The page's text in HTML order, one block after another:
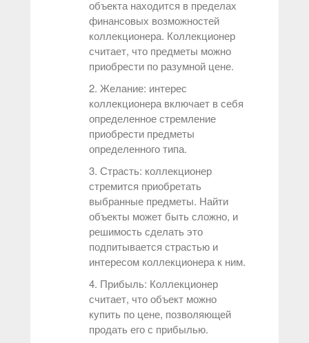
объекта находится в пределах
финансовых возможностей
коллекционера. Коллекционер
считает, что предметы можно
приобрести по разумной цене.
2. Желание: интерес
коллекционера включает в себя
определенное стремление
приобрести предметы
определенного типа.
3. Страсть: коллекционер
стремится приобретать
выбранные предметы. Найти
объекты может быть сложно, и
решимость сделать это
подпитывается страстью и
интересом коллекционера к ним.
4. Прибыль: Коллекционер
считает, что объект можно
купить по цене, позволяющей
продать его с прибылью.